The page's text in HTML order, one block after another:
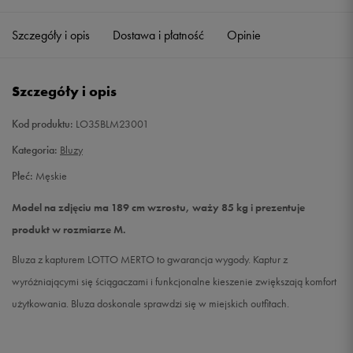
L Powiadom o dostępności
XXL
Szczegóły i opis Dostawa i płatność Opinie
Szczegóły i opis
Kod produktu: LO35BLM23001
Kategoria: Bluzy
Płeć: Męskie
Model na zdjęciu ma 189 cm wzrostu, waży 85 kg i prezentuje
produkt w rozmiarze M.
Bluza z kapturem LOTTO MERTO to gwarancja wygody. Kaptur z
wyróżniającymi się ściągaczami i funkcjonalne kieszenie zwiększają komfort
użytkowania. Bluza doskonale sprawdzi się w miejskich outfitach.